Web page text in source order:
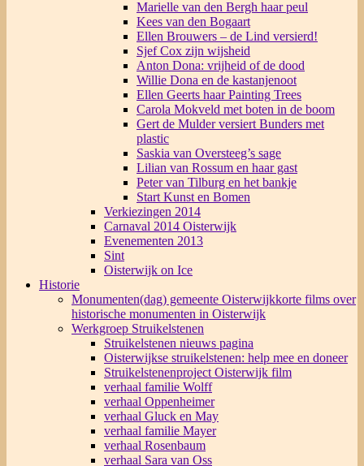
Marielle van den Bergh haar peul
Kees van den Bogaart
Ellen Brouwers – de Lind versierd!
Sjef Cox zijn wijsheid
Anton Dona: vrijheid of de dood
Willie Dona en de kastanjenoot
Ellen Geerts haar Painting Trees
Carola Mokveld met boten in de boom
Gert de Mulder versiert Bunders met
plastic
Saskia van Oversteeg’s sage
Lilian van Rossum en haar gast
Peter van Tilburg en het bankje
Start Kunst en Bomen
Verkiezingen 2014
Carnaval 2014 Oisterwijk
Evenementen 2013
Sint
Oisterwijk on Ice
Historie
Monumenten(dag) gemeente Oisterwijkkorte films over
historische monumenten in Oisterwijk
Werkgroep Struikelstenen
Struikelstenen nieuws pagina
Oisterwijkse struikelstenen: help mee en doneer
Struikelstenenproject Oisterwijk film
verhaal familie Wolff
verhaal Oppenheimer
verhaal Gluck en May
verhaal familie Mayer
verhaal Rosenbaum
verhaal Sara van Oss